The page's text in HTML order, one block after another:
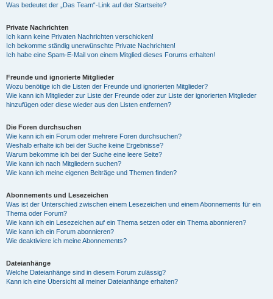
Was bedeutet der „Das Team“-Link auf der Startseite?
Private Nachrichten
Ich kann keine Privaten Nachrichten verschicken!
Ich bekomme ständig unerwünschte Private Nachrichten!
Ich habe eine Spam-E-Mail von einem Mitglied dieses Forums erhalten!
Freunde und ignorierte Mitglieder
Wozu benötige ich die Listen der Freunde und ignorierten Mitglieder?
Wie kann ich Mitglieder zur Liste der Freunde oder zur Liste der ignorierten Mitglieder
hinzufügen oder diese wieder aus den Listen entfernen?
Die Foren durchsuchen
Wie kann ich ein Forum oder mehrere Foren durchsuchen?
Weshalb erhalte ich bei der Suche keine Ergebnisse?
Warum bekomme ich bei der Suche eine leere Seite?
Wie kann ich nach Mitgliedern suchen?
Wie kann ich meine eigenen Beiträge und Themen finden?
Abonnements und Lesezeichen
Was ist der Unterschied zwischen einem Lesezeichen und einem Abonnements für ein
Thema oder Forum?
Wie kann ich ein Lesezeichen auf ein Thema setzen oder ein Thema abonnieren?
Wie kann ich ein Forum abonnieren?
Wie deaktiviere ich meine Abonnements?
Dateianhänge
Welche Dateianhänge sind in diesem Forum zulässig?
Kann ich eine Übersicht all meiner Dateianhänge erhalten?